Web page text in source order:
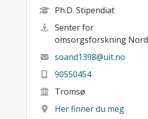
Ph.D. Stipendiat
Senter for
omsorgsforskning Nord
soand1398@uit.no
90550454
Tromsø
Her finner du meg